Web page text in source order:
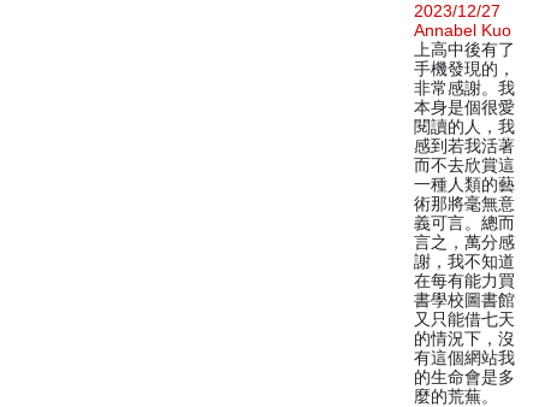
2023/12/27
Annabel Kuo
上高中後有了
手機發現的，
非常感謝。我
本身是個很愛
閱讀的人，我
感到若我活著
而不去欣賞這
一種人類的藝
術那將毫無意
義可言。總而
言之，萬分感
謝，我不知道
在每有能力買
書學校圖書館
又只能借七天
的情況下，沒
有這個網站我
的生命會是多
麼的荒蕪。